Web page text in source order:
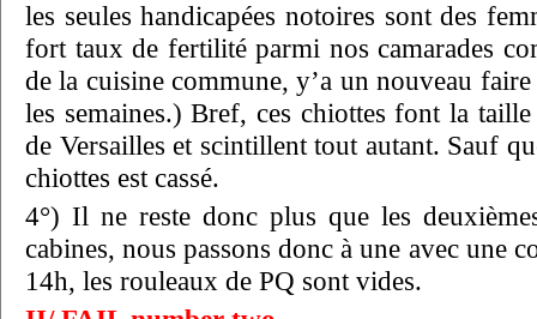
les seules handicapées notoires sont des
fort taux de fertilité parmi nos camarades
de la cuisine commune, y’a un nouveau faire
les semaines.) Bref, ces chiottes font la
de Versailles et scintillent tout autant. Sauf
chiottes est cassé.
4°) Il ne reste donc plus que les
cabines, nous passons donc à une avec une
14h, les rouleaux de PQ sont vides.